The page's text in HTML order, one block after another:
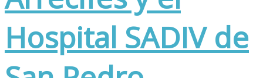
Hospital SADIV de